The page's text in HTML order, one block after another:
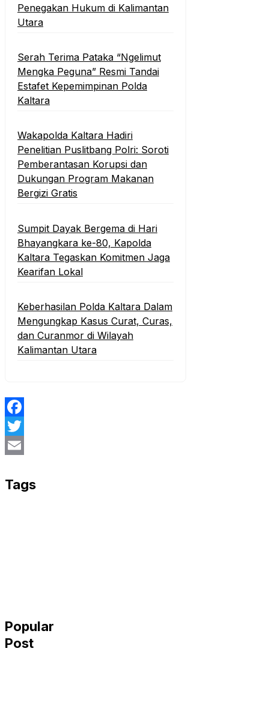
Penegakan Hukum di Kalimantan
Utara
Serah Terima Pataka “Ngelimut
Mengka Peguna” Resmi Tandai
Estafet Kepemimpinan Polda
Kaltara
Wakapolda Kaltara Hadiri
Penelitian Puslitbang Polri: Soroti
Pemberantasan Korupsi dan
Dukungan Program Makanan
Bergizi Gratis
Sumpit Dayak Bergema di Hari
Bhayangkara ke-80, Kapolda
Kaltara Tegaskan Komitmen Jaga
Kearifan Lokal
Keberhasilan Polda Kaltara Dalam
Mengungkap Kasus Curat, Curas,
dan Curanmor di Wilayah
Kalimantan Utara
Facebook
Twitter
Tags
Popular
Post